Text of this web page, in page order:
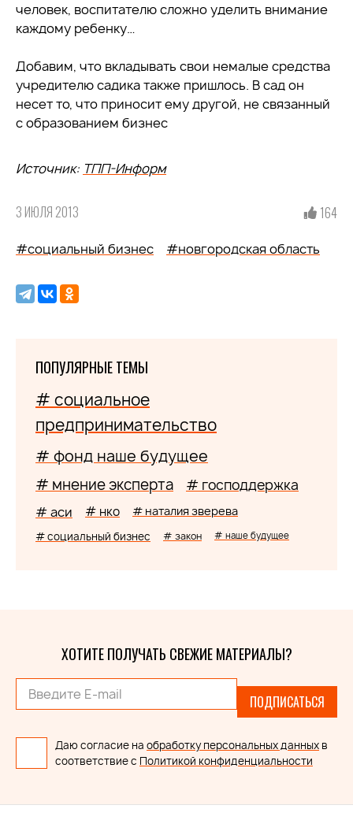
человек, воспитателю сложно уделить внимание
каждому ребенку…
Добавим, что вкладывать свои немалые средства
учредителю садика также пришлось. В сад он
несет то, что приносит ему другой, не связанный
с образованием бизнес
Источник: ТПП-Информ
3 ИЮЛЯ 2013 164
#социальный бизнес #новгородская область
ПОПУЛЯРНЫЕ ТЕМЫ
# социальное
предпринимательство
# фонд наше будущее
# мнение эксперта # господдержка
# аси # нко # наталия зверева
# социальный бизнес # закон # наше будущее
ХОТИТЕ ПОЛУЧАТЬ СВЕЖИЕ МАТЕРИАЛЫ?
ПОДПИСАТЬСЯ
Даю согласие на обработку персональных данных в
соответствие с Политикой конфиденциальности